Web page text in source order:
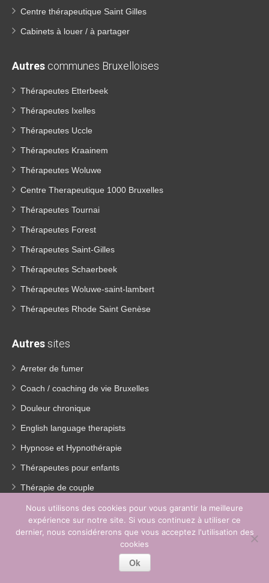
Centre thérapeutique Saint Gilles
Cabinets à louer / à partager
Autres communes Bruxelloises
Thérapeutes Etterbeek
Thérapeutes Ixelles
Thérapeutes Uccle
Thérapeutes Kraainem
Thérapeutes Woluwe
Centre Therapeutique 1000 Bruxelles
Thérapeutes Tournai
Thérapeutes Forest
Thérapeutes Saint-Gilles
Thérapeutes Schaerbeek
Thérapeutes Woluwe-saint-lambert
Thérapeutes Rhode Saint Genèse
Autressites
Arreter de fumer
Coach / coaching de vie Bruxelles
Douleur chronique
English language therapists
Hypnose et Hypnothérapie
Thérapeutes pour enfants
Thérapie de couple
Thérapie de la dépression
Traitement Burn out
Nous utilisons des cookies pour vous garantir la meilleure
expérience sur notre site. Si vous continuez à utiliser ce
dernier, nous considérerons que vous acceptez l'utilisation des
cookies
Ok